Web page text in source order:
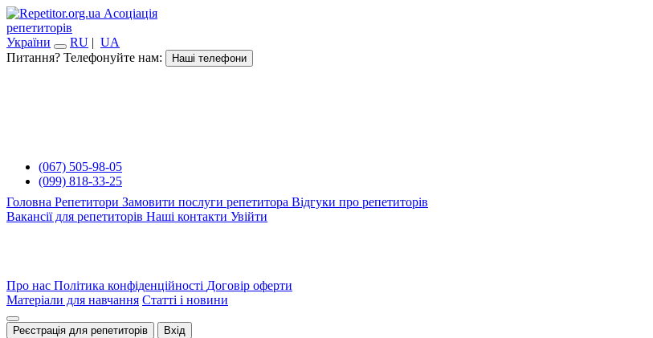
Асоціація
репетиторів
України
RU | UA
Питання? Телефонуйте нам:
Наші телефони
(067) 505-98-05
(099) 818-33-25
Головна Репетитори Замовити послуги репетитора Відгуки про репетиторів
Вакансії для репетиторів Наші контакти Увійти
Про нас Політика конфіденційності Договір оферти
Матеріали для навчання Статті і новини
Реєстрація для репетиторів Вхід